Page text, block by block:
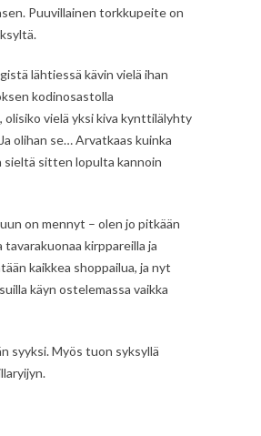
Puuvillainen torkkupeite on
lähtiessä kävin vielä ihan
kodinosastolla
olisiko vielä yksi kiva kynttilälyhty
olihan se… Arvatkaas kuinka
sieltä sitten lopulta kannoin
on mennyt – olen jo pitkään
kirppareilla ja
kaikkea shoppailua, ja nyt
käyn ostelemassa vaikka
syyksi. Myös tuon syksyllä